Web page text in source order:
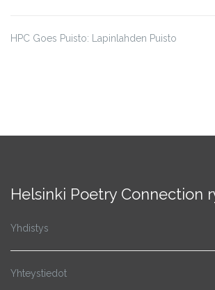
HPC Goes Puisto: Lapinlahden Puisto
Helsinki Poetry Connection
Yhdistys
Yhteystiedot